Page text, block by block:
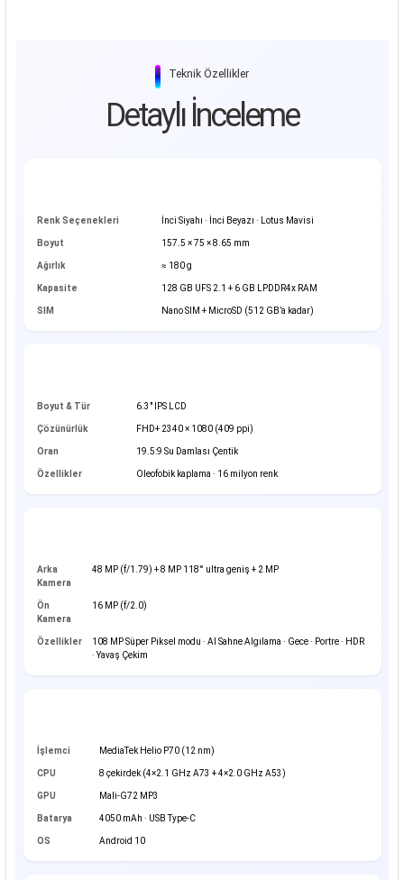
| Teknik Özellikler
Detaylı İnceleme
Renk Seçenekleri İnci Siyahı · İnci Beyazı · Lotus Mavisi
Boyut 157.5 × 75 × 8.65 mm
Ağırlık ≈ 180 g
Kapasite 128 GB UFS 2.1 + 6 GB LPDDR4x RAM
SIM Nano SIM + MicroSD (512 GB’a kadar)
Boyut & Tür 6.3" IPS LCD
Çözünürlük FHD+ 2340 × 1080 (409 ppi)
Oran 19.5:9 Su Damlası Çentik
Özellikler Oleofobik kaplama · 16 milyon renk
Arka
Kamera
48 MP (f/1.79) + 8 MP 118° ultra geniş + 2 MP
Ön
Kamera
16 MP (f/2.0)
Özellikler
108 MP Süper Piksel modu · AI Sahne Algılama · Gece · Portre · HDR
· Yavaş Çekim
İşlemci MediaTek Helio P70 (12 nm)
CPU 8 çekirdek (4×2.1 GHz A73 + 4×2.0 GHz A53)
GPU Mali-G72 MP3
Batarya 4050 mAh · USB Type-C
OS Android 10